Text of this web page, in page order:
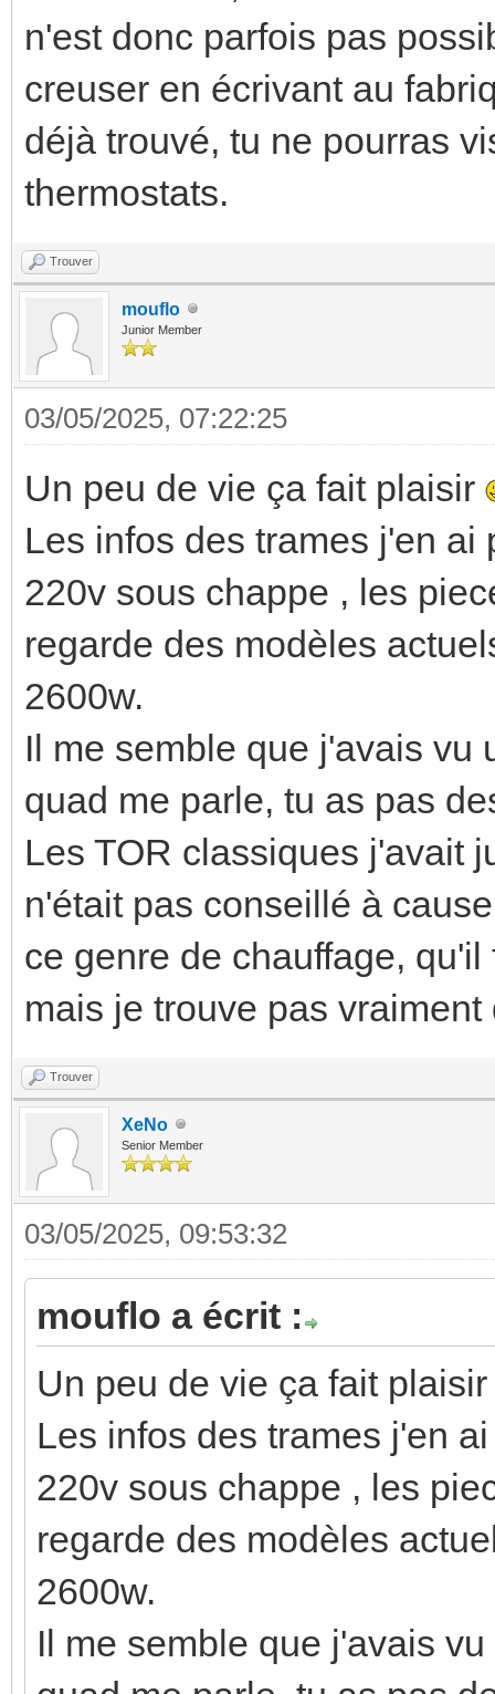
n'est donc parfois pas
creuser en écrivant au
déjà trouvé, tu ne pourras
thermostats.
Trouver
mouflo
Junior Member
03/05/2025, 07:22:25
Un peu de vie ça fait plaisir
Les infos des trames j'en ai
220v sous chappe , les
regarde des modèles
2600w.
Il me semble que j'avais vu
quad me parle, tu as pas
Les TOR classiques j'avait
n'était pas conseillé à
ce genre de chauffage,
mais je trouve pas vraiment
Trouver
XeNo
Senior Member
03/05/2025, 09:53:32
mouflo a écrit :
Un peu de vie ça fait
Les infos des trames j'en
220v sous chappe , les
regarde des modèles
2600w.
Il me semble que j'avais